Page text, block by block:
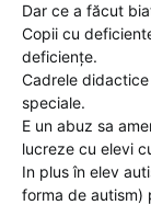
Dar ce a făcut
Copii cu
deficiențe.
Cadrele
speciale.
E un abuz sa
lucreze cu elevi
In plus în elev
forma de autism)